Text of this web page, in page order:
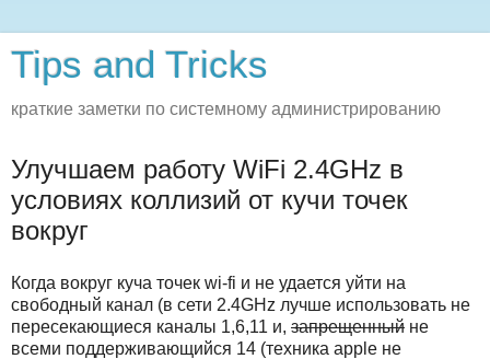
Tips and Tricks
краткие заметки по системному администрированию
Улучшаем работу WiFi 2.4GHz в
условиях коллизий от кучи точек
вокруг
Когда вокруг куча точек wi-fi и не удается уйти на
свободный канал (в сети 2.4GHz лучше использовать не
пересекающиеся каналы 1,6,11 и, запрещенный не
всеми поддерживающийся 14 (техника apple не